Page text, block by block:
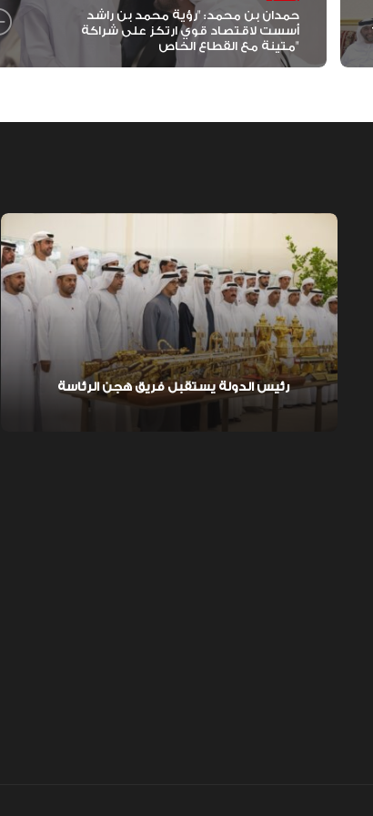
حمدان بن محمد: "رؤية محمد بن راشد
أسست لاقتصاد قوي ارتكز على شراكة
متينة مع القطاع الخاص"
رئيس الدولة يستقبل فريق هجن الرئاسة